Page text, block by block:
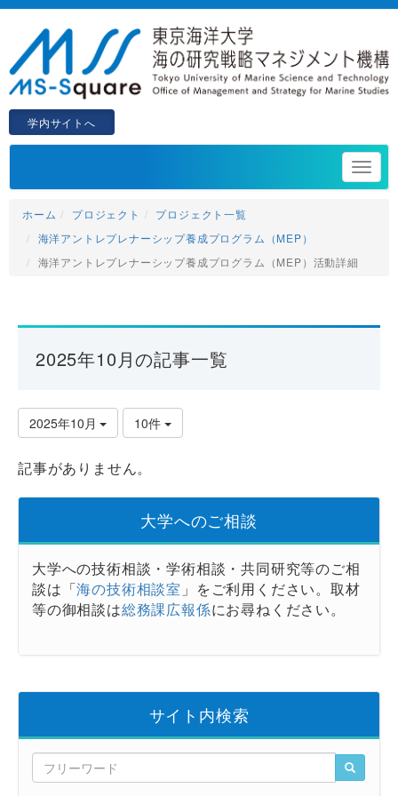
学内サイトへ
ホーム プロジェクト
プロジェクト一覧
海洋アントレプレナーシップ養成プログラム（MEP）
海洋アントレプレナーシップ養成プログラム（MEP）活動詳細
2025年10月の記事一覧
2025年10月 10件
記事がありません。
大学へのご相談
大学への技術相談・学術相談・共同研究等のご相
談は「海の技術相談室 」をご利用ください。取材
等の御相談は総務課広報係にお尋ねください。
サイト内検索